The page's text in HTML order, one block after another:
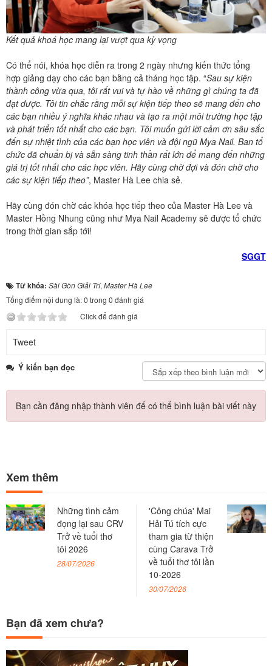
Kết quả khoá học mang lại vượt qua kỳ vọng
Có thể nói, khóa học diễn ra trong 2 ngày nhưng kiến thức tổng
hợp giảng dạy cho các bạn bằng cả tháng học tập. “Sau sự kiện
thành công vừa qua, tôi rất vui và tự hào về những gì chúng ta đã
đạt được. Tôi tin chắc rằng mỗi sự kiện tiếp theo sẽ mang đến cho
các bạn nhiều ý nghĩa khác nhau và tạo ra một môi trường học tập
và phát triển tốt nhất cho các bạn. Tôi muốn gửi lời cảm ơn sâu sắc
đến sự nhiệt tình của các bạn học viên và đội ngũ Mya Nail. Ban tổ
chức đã chuẩn bị và sẵn sàng tinh thần rất lớn để mang đến những
giá trị tốt nhất cho các học viên. Hãy cùng chờ đợi và đón chờ cho
các sự kiện tiếp theo”, Master Hà Lee chia sẻ.
Hãy cùng đón chờ các khóa học tiếp theo của Master Hà Lee và
Master Hồng Nhung cũng như Mya Nail Academy sẽ được tổ chức
trong thời gian sắp tới!
SGGT
Từ khóa: Sài Gòn Giải Trí,Master Hà Lee
Tổng điểm nội dung là: 0 trong 0 đánh giá
Click để đánh giá
Tweet
Ý kiến bạn đọc
Bạn cần đăng nhập thành viên để có thể bình luận bài viết này
Xem thêm
Những tình cảm
đọng lại sau CRV
Trở về tuổi thơ
tôi 2026
28/07/2026
'Công chúa' Mai
Hải Tú tích cực
tham gia từ thiện
cùng Carava Trở
về tuổi thơ tôi lần
10-2026
30/07/2026
Bạn đã xem chưa?